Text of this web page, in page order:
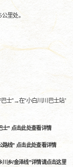
里处。
士”→在“小白川川巴士站”
士” 点击此处查看详情
路线” 点击此处查看详情
川乡/金泽线”详情请点击这里